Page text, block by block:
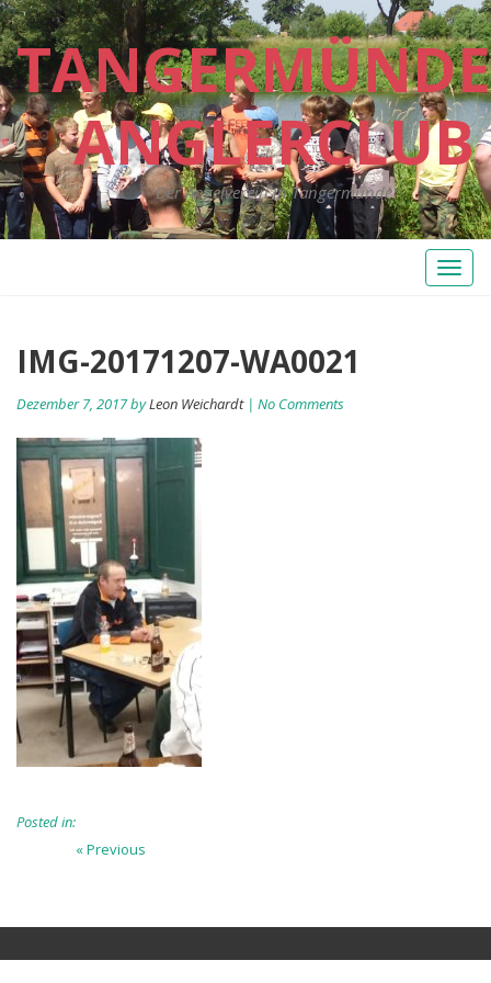
ANGLERCLUB
Der Angelverein in Tangermünde
Toggle
IMG-20171207-WA0021
Dezember 7, 2017 byLeon Weichardt| No Comments
Posted in:
Beitragsnavigation
« Previous